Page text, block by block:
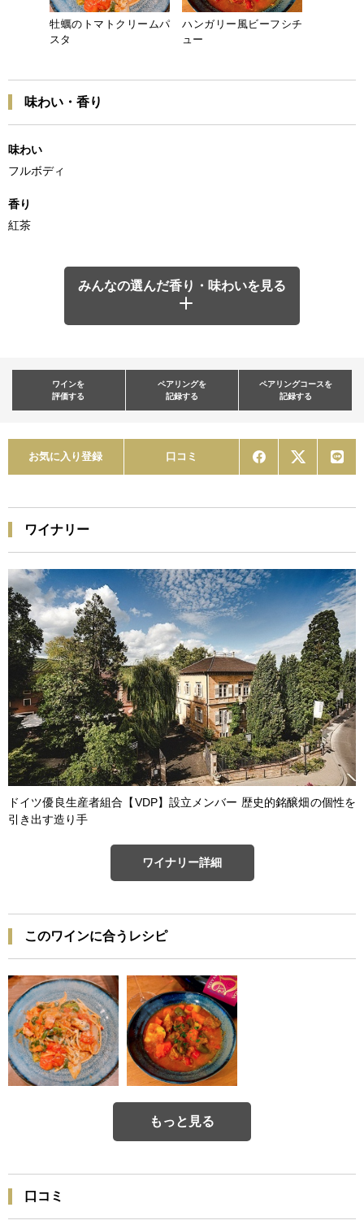
牡蠣のトマトクリームパ
スタ
ハンガリー風ビーフシチ
ュー
味わい・香り
味わい
フルボディ
香り
紅茶
みんなの選んだ香り・味わいを見る
ワインを
評価する
ペアリングを
記録する
ペアリングコースを
記録する
お気に入り登録 口コミ
ワイナリー
ドイツ優良生産者組合【VDP】設立メンバー 歴史的銘醸畑の個性を
引き出す造り手
ワイナリー詳細
このワインに合うレシピ
もっと見る
口コミ